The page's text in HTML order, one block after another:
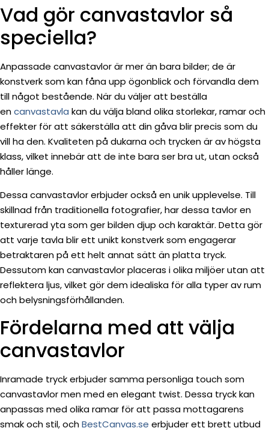
Vad gör canvastavlor så
speciella?
Anpassade canvastavlor är mer än bara bilder; de är
konstverk som kan fåna upp ögonblick och förvandla dem
till något bestående. När du väljer att beställa
encanvastavla kan du välja bland olika storlekar, ramar och
effekter för att säkerställa att din gåva blir precis som du
vill ha den. Kvaliteten på dukarna och trycken är av högsta
klass, vilket innebär att de inte bara ser bra ut, utan också
håller länge.
Dessa canvastavlor erbjuder också en unik upplevelse. Till
skillnad från traditionella fotografier, har dessa tavlor en
texturerad yta som ger bilden djup och karaktär. Detta gör
att varje tavla blir ett unikt konstverk som engagerar
betraktaren på ett helt annat sätt än platta tryck.
Dessutom kan canvastavlor placeras i olika miljöer utan att
reflektera ljus, vilket gör dem idealiska för alla typer av rum
och belysningsförhållanden.
Fördelarna med att välja
canvastavlor
Inramade tryck erbjuder samma personliga touch som
canvastavlor men med en elegant twist. Dessa tryck kan
anpassas med olika ramar för att passa mottagarens
smak och stil, ochBestCanvas.se erbjuder ett brett utbud